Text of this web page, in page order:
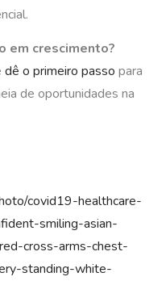
em crescimento?
dê o primeiro passo para
de oportunidades na
covid19-healthcare-
smiling-asian-
cross-arms-chest-
standing-white-